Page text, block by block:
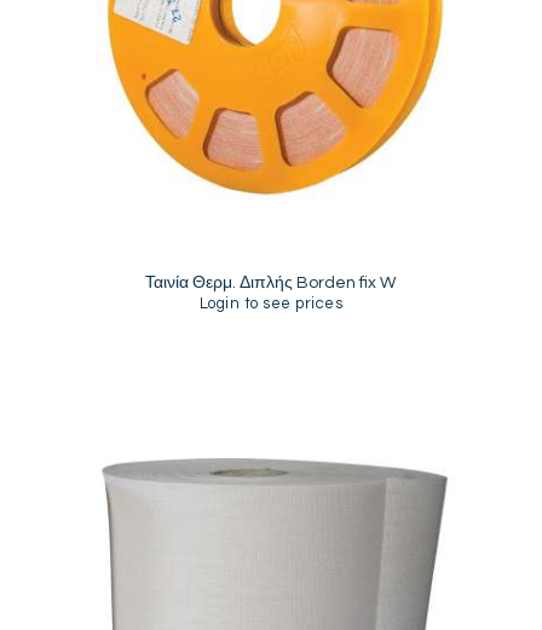
Ταινία Θερμ. Διπλής Borden fix W
Login to see prices